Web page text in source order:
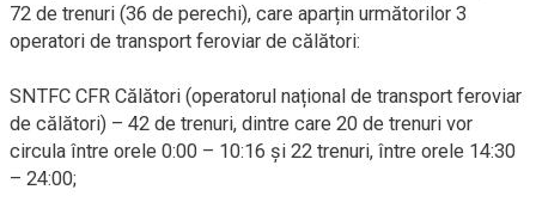
72 de trenuri (36 de perechi), care aparțin următorilor 3
operatori de transport feroviar de călători:
SNTFC CFR Călători (operatorul național de transport feroviar
de călători) – 42 de trenuri, dintre care 20 de trenuri vor
circula între orele 0:00 – 10:16 și 22 trenuri, între orele 14:30
– 24:00;